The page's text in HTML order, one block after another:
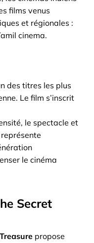
films venus
et régionales :
cinema.
des titres les plus
Le film s’inscrit
le spectacle et
le cinéma
Secret
propose